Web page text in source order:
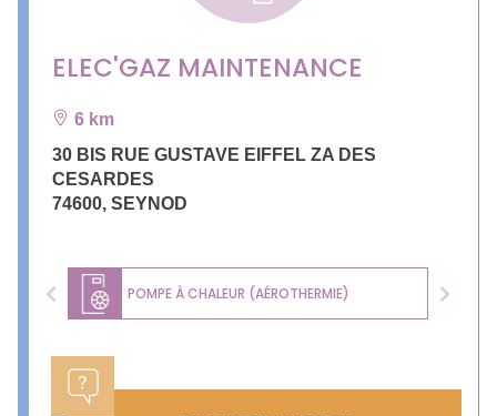
ELEC'GAZ MAINTENANCE
6 km
30 BIS RUE GUSTAVE EIFFEL ZA DES
CESARDES
74600, SEYNOD
POMPE À CHALEUR (AÉROTHERMIE)
Previous Next